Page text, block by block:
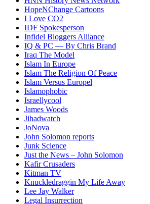
HopeNChange Cartoons
I Love CO2
IDF Spokesperson
Infidel Bloggers Alliance
IQ & PC — By Chris Brand
Iraq The Model
Islam In Europe
Islam The Religion Of Peace
Islam Versus Europel
Islamophobic
Israellycool
James Woods
Jihadwatch
JoNova
John Solomon reports
Junk Science
Just the News – John Solomon
Kafir Crusaders
Kitman TV
Knuckledraggin My Life Away
Lee Jay Walker
Legal Insurrection